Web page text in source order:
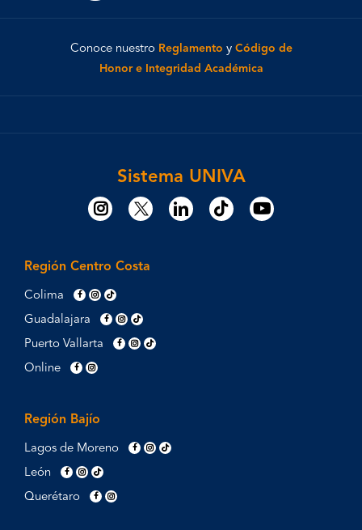
Conoce nuestro Reglamento y Código de
Honor e Integridad Académica
Sistema UNIVA
Región Centro Costa
Colima
Guadalajara
Puerto Vallarta
Online
Región Bajío
Lagos de Moreno
León
Querétaro